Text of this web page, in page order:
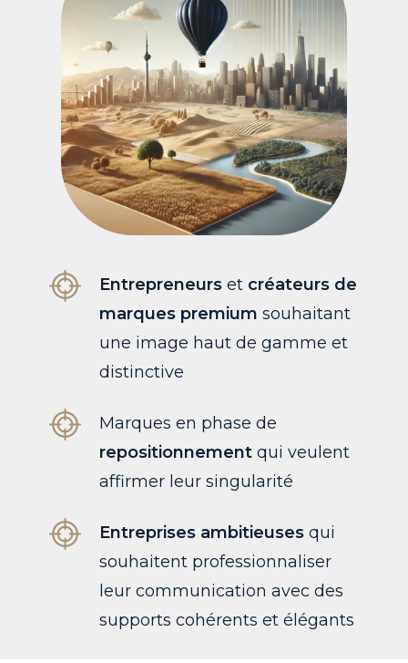
Entrepreneurset créateurs de
marques premium souhaitant
une image haut de gamme et
distinctive
Marques en phase de
repositionnement qui veulent
affirmer leur singularité
Entreprises ambitieuses qui
souhaitent professionnaliser
leur communication avec des
supports cohérents et élégants